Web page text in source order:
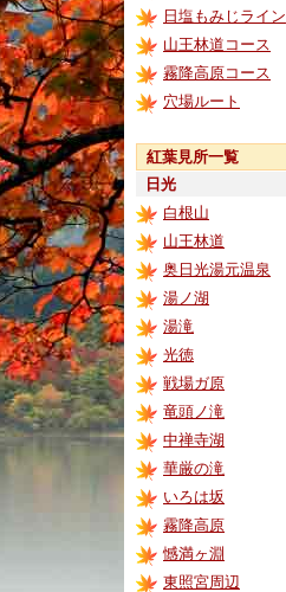
日塩もみじライン
山王林道コース
霧降高原コース
穴場ルート
紅葉見所一覧
日光
白根山
山王林道
奥日光湯元温泉
湯ノ湖
湯滝
光徳
戦場ガ原
竜頭ノ滝
中禅寺湖
華厳の滝
いろは坂
霧降高原
憾満ヶ淵
東照宮周辺